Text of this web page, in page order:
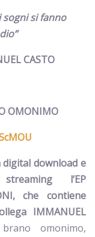
si fanno
CASTO
OMONIMO
download e
l’EP
che contiene
IMMANUEL
omonimo,